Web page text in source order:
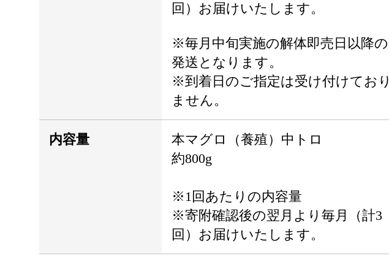
回）お届けいたします。
※毎月中旬実施の解体即売日以降の
発送となります。
※到着日のご指定は受け付けており
ません。
内容量
本マグロ（養殖）中トロ
約800g
※1回あたりの内容量
※寄附確認後の翌月より毎月（計3
回）お届けいたします。